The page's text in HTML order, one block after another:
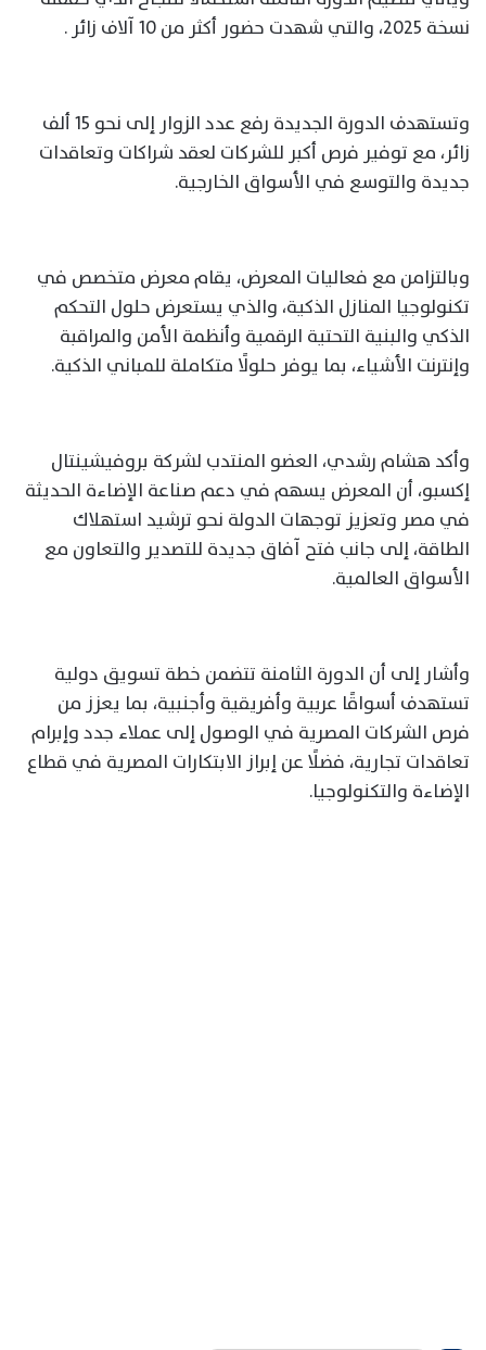
نسخة 2025، والتي شهدت حضور أكثر من 10 آلاف زائر .
وتستهدف الدورة الجديدة رفع عدد الزوار إلى نحو 15 ألف
زائر، مع توفير فرص أكبر للشركات لعقد شراكات وتعاقدات
جديدة والتوسع في الأسواق الخارجية.
وبالتزامن مع فعاليات المعرض، يقام معرض متخصص في
تكنولوجيا المنازل الذكية، والذي يستعرض حلول التحكم
الذكي والبنية التحتية الرقمية وأنظمة الأمن والمراقبة
وإنترنت الأشياء، بما يوفر حلولًا متكاملة للمباني الذكية.
وأكد هشام رشدي، العضو المنتدب لشركة بروفيشينتال
إكسبو، أن المعرض يسهم في دعم صناعة الإضاءة الحديثة
في مصر وتعزيز توجهات الدولة نحو ترشيد استهلاك
الطاقة، إلى جانب فتح آفاق جديدة للتصدير والتعاون مع
الأسواق العالمية.
وأشار إلى أن الدورة الثامنة تتضمن خطة تسويق دولية
تستهدف أسواقًا عربية وأفريقية وأجنبية، بما يعزز من
فرص الشركات المصرية في الوصول إلى عملاء جدد وإبرام
تعاقدات تجارية، فضلًا عن إبراز الابتكارات المصرية في قطاع
الإضاءة والتكنولوجيا.